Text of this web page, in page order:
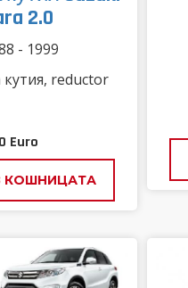
2.0
- 1999
reductor
Euro
КОШНИЦАТА